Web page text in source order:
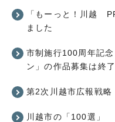
「もーっと！川越
ました
市制施行100周年記
ン」の作品募集は終
第2次川越市広報戦略
川越市の「100選」